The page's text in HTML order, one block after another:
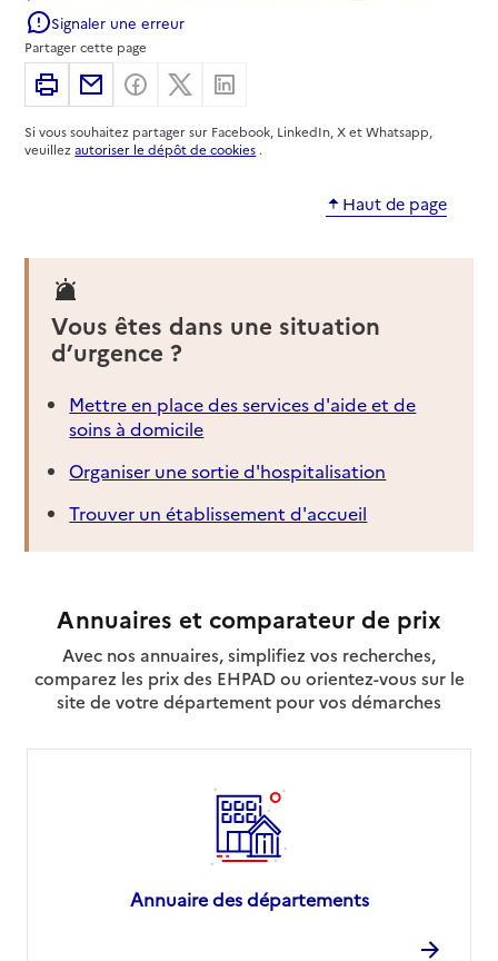
Adresse
Rue de l'Église - Mairie
33320-Eysines
Contact
Voir la fiche
Source des données : Finess n° 330800491
Mis à jour le : 22/07/2026
Service autonomie à domicile (aide)
Vitalliance
33320-Eysines
05 56 50 51 34
Contact
Site internet
Mis à jour le : 23/07/2026
Service autonomie à domicile (aide)
À domicile 33
33320-Eysines
Rapport HAS
Voir la fiche
Signaler une erreur
Partager cette page
ImprimerPartager par email
Partager sur Facebook
Partager sur X
Si vous souhaitez partager sur Facebook, LinkedIn, X et Whatsapp,
veuillezautoriser le dépôt de cookies .
Haut de page
Vous êtes dans une situation
d’urgence ?
Mettre en place des services d'aide et de
soins à domicile
Organiser une sortie d'hospitalisation
Trouver un établissement d'accueil
Annuaires et comparateur de prix
Avec nos annuaires, simplifiez vos recherches,
comparez les prix des EHPAD ou orientez-vous sur le
site de votre département pour vos démarches
Annuaire des départements